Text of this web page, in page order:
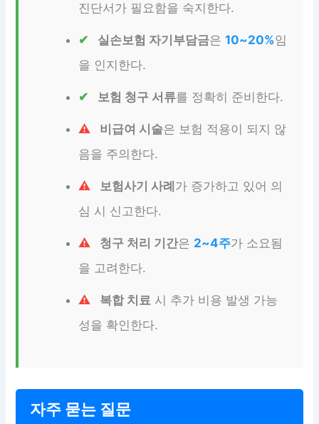
진단서가 필요함을 숙지한다.
실손보험 자기부담금은10~20%임
을 인지한다.
보험 청구 서류를 정확히 준비한다.
비급여 시술은 보험 적용이 되지 않
음을 주의한다.
보험사기 사례 가 증가하고 있어 의
심 시 신고한다.
청구 처리 기간은 2~4주가 소요됨
을 고려한다.
복합 치료 시 추가 비용 발생 가능
성을 확인한다.
자주 묻는 질문